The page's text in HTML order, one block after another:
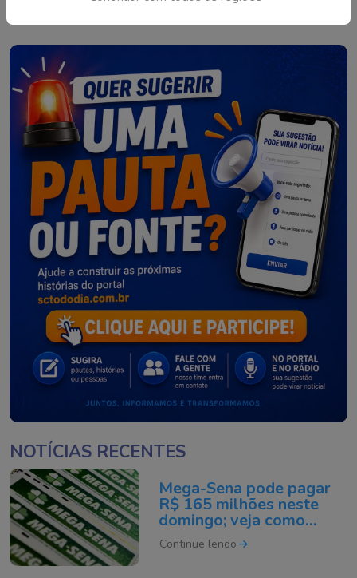
NOTÍCIAS RECENTES
Mega-Sena pode pagar
R$ 165 milhões neste
domingo; veja como
apostar
Continue lendo